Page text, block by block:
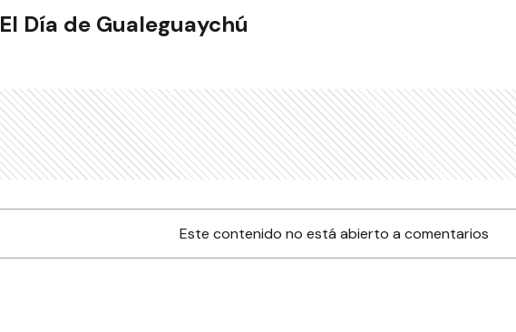
El Día de Gualeguaychú
Este contenido no está abierto a comentarios